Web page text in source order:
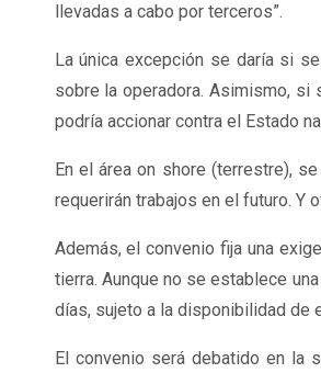
llevadas a cabo por terceros”.
La única excepción se daría si
sobre la operadora. Asimismo, si
podría accionar contra el Estado
En el áreaon shore (terrestre),
requerirán trabajos en el futuro. Y
Además, el convenio fija una
tierra. Aunque no se establece
días, sujeto a la disponibilidad de
El convenio será debatido en la